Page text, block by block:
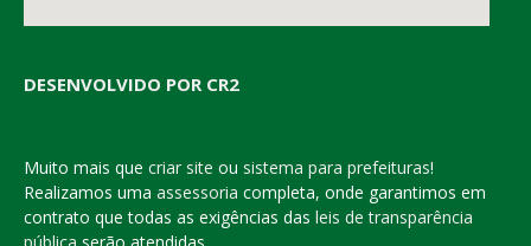
DESENVOLVIDO POR CR2
Muito mais que criar site ou sistema para prefeituras!
Realizamos uma assessoria completa, onde garantimos em
contrato que todas as exigências das leis de transparência